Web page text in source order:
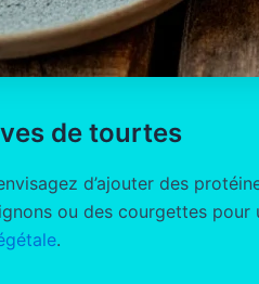
de tourtes
d’ajouter des
ou des courgettes
.